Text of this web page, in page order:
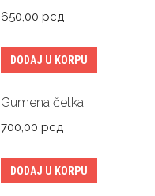
650,00 рсд
DODAJ U KORPU
Gumena četka
700,00 рсд
DODAJ U KORPU